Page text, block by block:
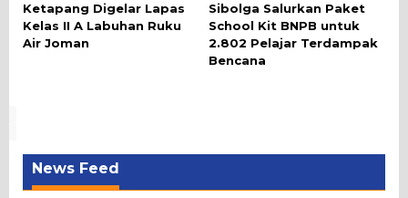
Ketapang Digelar Lapas
Kelas II A Labuhan Ruku
Air Joman
Sibolga Salurkan Paket
School Kit BNPB untuk
2.802 Pelajar Terdampak
Bencana
News Feed